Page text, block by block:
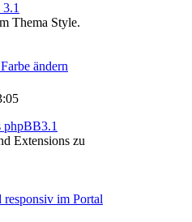
Thema Style.
ändern
Beitrag
phpBB3.1
Extensions zu
responsiv im Portal